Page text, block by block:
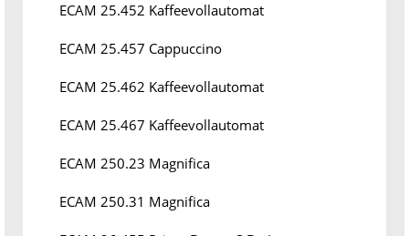
ECAM 25.452 Kaffeevollautomat
ECAM 25.457 Cappuccino
ECAM 25.462 Kaffeevollautomat
ECAM 25.467 Kaffeevollautomat
ECAM 250.23 Magnifica
ECAM 250.31 Magnifica